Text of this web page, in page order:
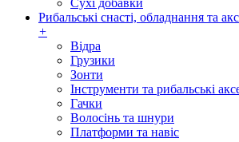
Сухі добавки
Рибальські снасті, обладнання та
+
Відра
Грузики
Зонти
Інструменти та рибальські
Гачки
Волосінь та шнури
Платформи та навіс